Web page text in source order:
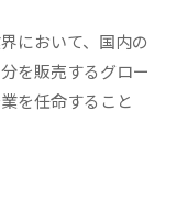
において、国内の
を販売するグロー
を任命すること